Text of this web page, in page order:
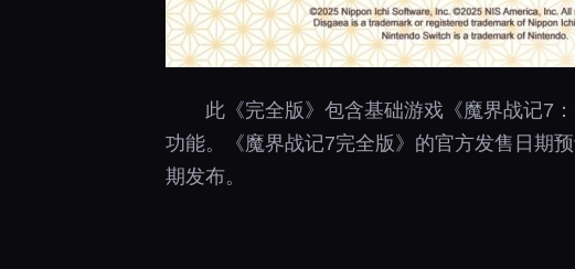
此《完全版》包含基础游戏《魔界战记7
功能。《魔界战记7完全版》的官方发售日期
期发布。